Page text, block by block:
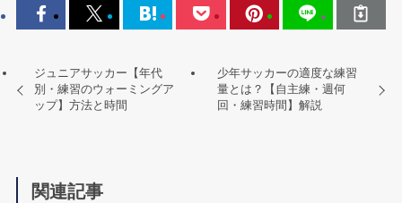
ジュニアサッカー【年代
別・練習のウォーミングア
ップ】方法と時間
少年サッカーの適度な練習
量とは？【自主練・週何
回・練習時間】解説
関連記事